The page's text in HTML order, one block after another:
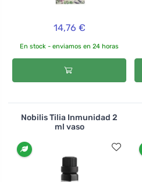
14,76 €
En stock - enviamos en 24 horas
Nobilis Tilia Inmunidad 2
ml vaso